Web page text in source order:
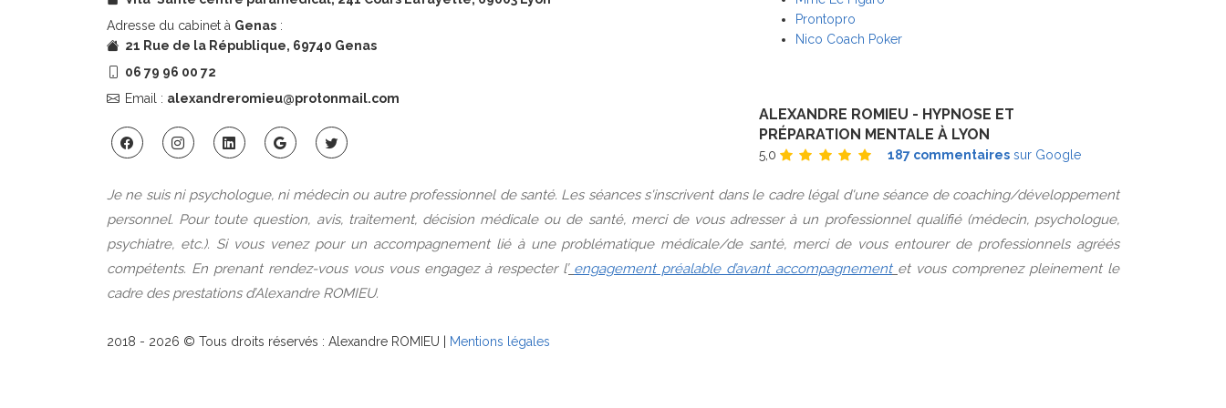
Adresse du cabinet à Genas :
21 Rue de la République, 69740 Genas
06 79 96 00 72
Email : alexandreromieu@protonmail.com
Prontopro
Nico Coach Poker
ALEXANDRE ROMIEU - HYPNOSE ET
PRÉPARATION MENTALE À LYON
5,0 187 commentairessur Google
Je ne suis ni psychologue, ni médecin ou autre professionnel de santé. Les séances s'inscrivent dans le cadre légal d'une séance de coaching/développement
personnel. Pour toute question, avis, traitement, décision médicale ou de santé, merci de vous adresser à un professionnel qualifié (médecin, psychologue,
psychiatre, etc.). Si vous venez pour un accompagnement lié à une problématique médicale/de santé, merci de vous entourer de professionnels agréés
compétents. En prenant rendez-vous vous vous engagez à respecter l’ engagement préalable d’avant accompagnement et vous comprenez pleinement le
cadre des prestations d’Alexandre ROMIEU.
2018 - 2026 © Tous droits réservés : Alexandre ROMIEU | Mentions légales